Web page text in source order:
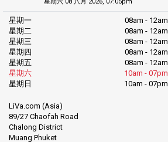
星期一
08am - 12am
星期二
08am - 12am
星期三
08am - 12am
星期四
08am - 12am
星期五
08am - 12am
星期六
10am - 07pm
星期日
10am - 07pm
LiVa.com (Asia)
89/27 Chaofah Road
Chalong District
Muang Phuket